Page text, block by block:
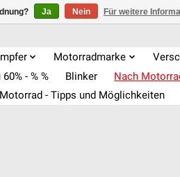
Motorradmarke
- % % Blinker Nach
- Tipps und Möglichkeiten
Ja Nein Für weitere